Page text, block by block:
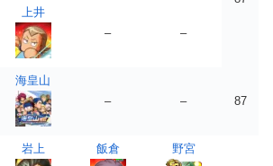
上井
–
–
海皇山
–
– 87
岩上 飯倉 野宮